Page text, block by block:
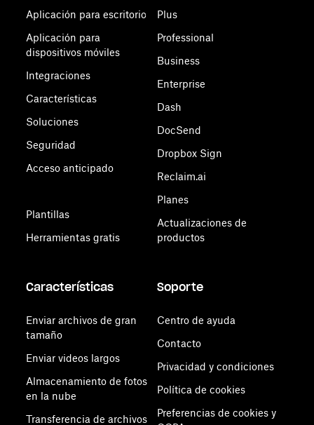
Aplicación para escritorio
Aplicación para
dispositivos móviles
Integraciones
Características
Soluciones
Seguridad
Acceso anticipado
Plantillas
Herramientas gratis
Plus
Professional
Business
Enterprise
Dash
DocSend
Dropbox Sign
Reclaim.ai
Planes
Actualizaciones de
productos
Características
Enviar archivos de gran
tamaño
Enviar videos largos
Almacenamiento de fotos
en la nube
Transferencia de archivos
Soporte
Centro de ayuda
Contacto
Privacidad y condiciones
Política de cookies
Preferencias de cookies y